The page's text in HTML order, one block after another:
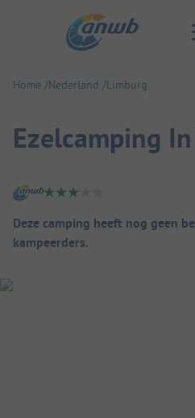
Home Nederland Limburg
Ezelcamping
Camping overzicht
Deze camping heeft nog geen
kampeerders.